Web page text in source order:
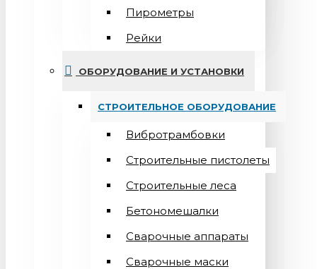
Пирометры
Рейки
ОБОРУДОВАНИЕ И УСТАНОВКИ
СТРОИТЕЛЬНОЕ ОБОРУДОВАНИЕ
Вибротрамбовки
Строительные пистолеты
Строительные леса
Бетономешалки
Сварочные аппараты
Cварочные маски